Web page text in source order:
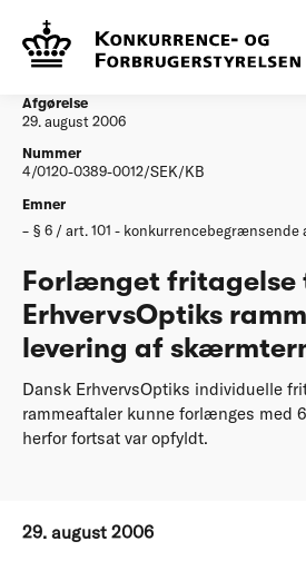
Afgørelser
rammeaftaler om
Afgørelse
29. august 2006
Nummer
4/0120-0389-0012/SEK/KB
Emner
§ 6 / art. 101 - konkurrencebegrænsende
Forlænget fritagelse
ErhvervsOptiks
levering af
Dansk ErhvervsOptiks individuelle
rammeaftaler kunne forlænges med
herfor fortsat var opfyldt.
29. august 2006